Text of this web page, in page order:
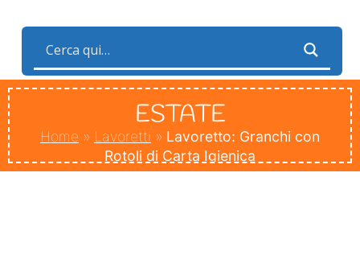
ESTATE
Home » Lavoretti » Lavoretto: Granchi con
Rotoli di Carta Igienica